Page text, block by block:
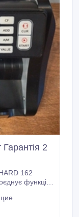
2
функції